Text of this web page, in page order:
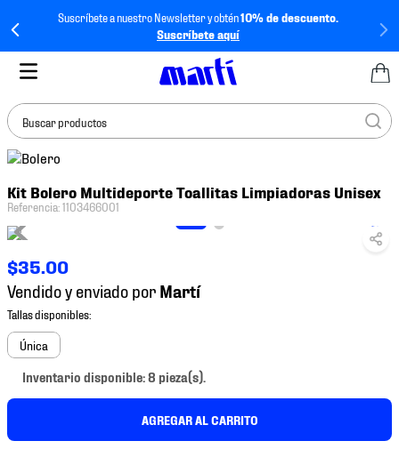
Suscríbete a nuestro Newsletter y obtén10% de descuento.
Suscríbete aquí
Buscar productos
Kit Bolero Multideporte Toallitas Limpiadoras Unisex
Referencia:1103466001
$35.00
Vendido y enviado por
Única
Inventario disponible: 8 pieza(s).
AGREGAR AL CARRITO
BUSCADOS
tenis
4.
tenis futbol
5.
jersey
6.
mochila
8.
chivas